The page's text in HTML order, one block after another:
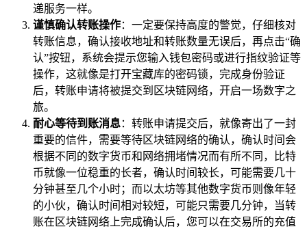
递服务一样。
谨慎确认转账操作：一定要保持高度的警觉，仔细核对
转账信息，确认接收地址和转账数量无误后，再点击“确
认”按钮，系统会提示您输入钱包密码或进行指纹验证等
操作，这就像是打开宝藏库的密码锁，完成身份验证
后，转账申请将被提交到区块链网络，开启一场数字之
旅。
耐心等待到账消息：转账申请提交后，就像寄出了一封
重要的信件，需要等待区块链网络的确认，确认时间会
根据不同的数字货币和网络拥堵情况而有所不同，比特
币就像一位稳重的长者，确认时间较长，可能需要几十
分钟甚至几个小时；而以太坊等其他数字货币则像年轻
的小伙，确认时间相对较短，可能只需要几分钟，当转
账在区块链网络上完成确认后，您可以在交易所的充值